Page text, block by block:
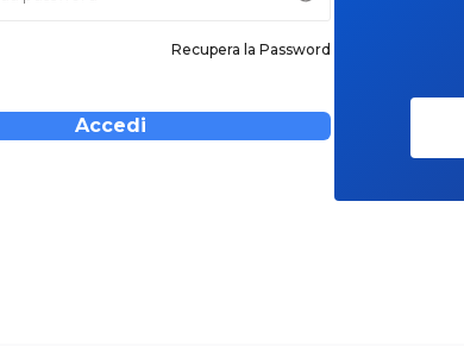
Recupera la Password
Accedi